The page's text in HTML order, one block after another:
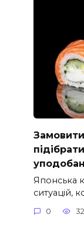
Японська
ситуацій,
0 32